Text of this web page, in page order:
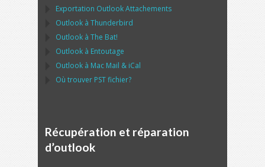
Exportation OutlookAttachements
Outlook à Thunderbird
Outlook à The Bat!
Outlook à Entoutage
Outlook à Mac Mail & iCal
Où trouver PSTfichier?
Récupération et réparation
d’outlook